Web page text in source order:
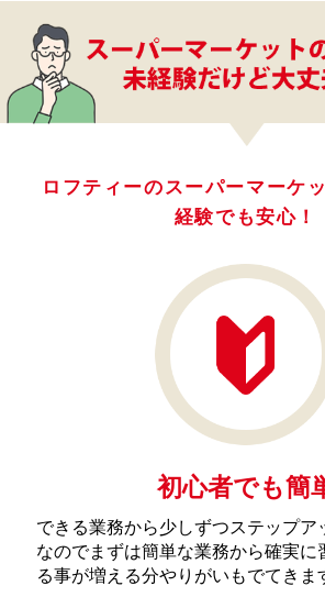
ロフティーのスーパーマーケ
経験でも安心！
初心者でも簡
できる業務から少しずつステップア
なのでまずは簡単な業務から確実に
る事が増える分やりがいもでてきま